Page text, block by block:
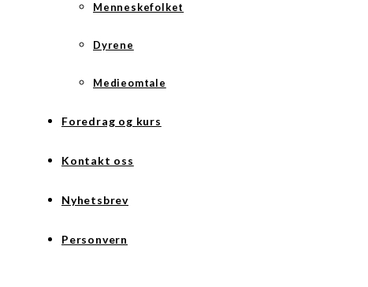
Menneskefolket
Dyrene
Medieomtale
Foredrag og kurs
Kontakt oss
Nyhetsbrev
Personvern